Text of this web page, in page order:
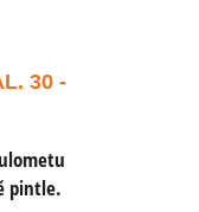
30 -
pintle.